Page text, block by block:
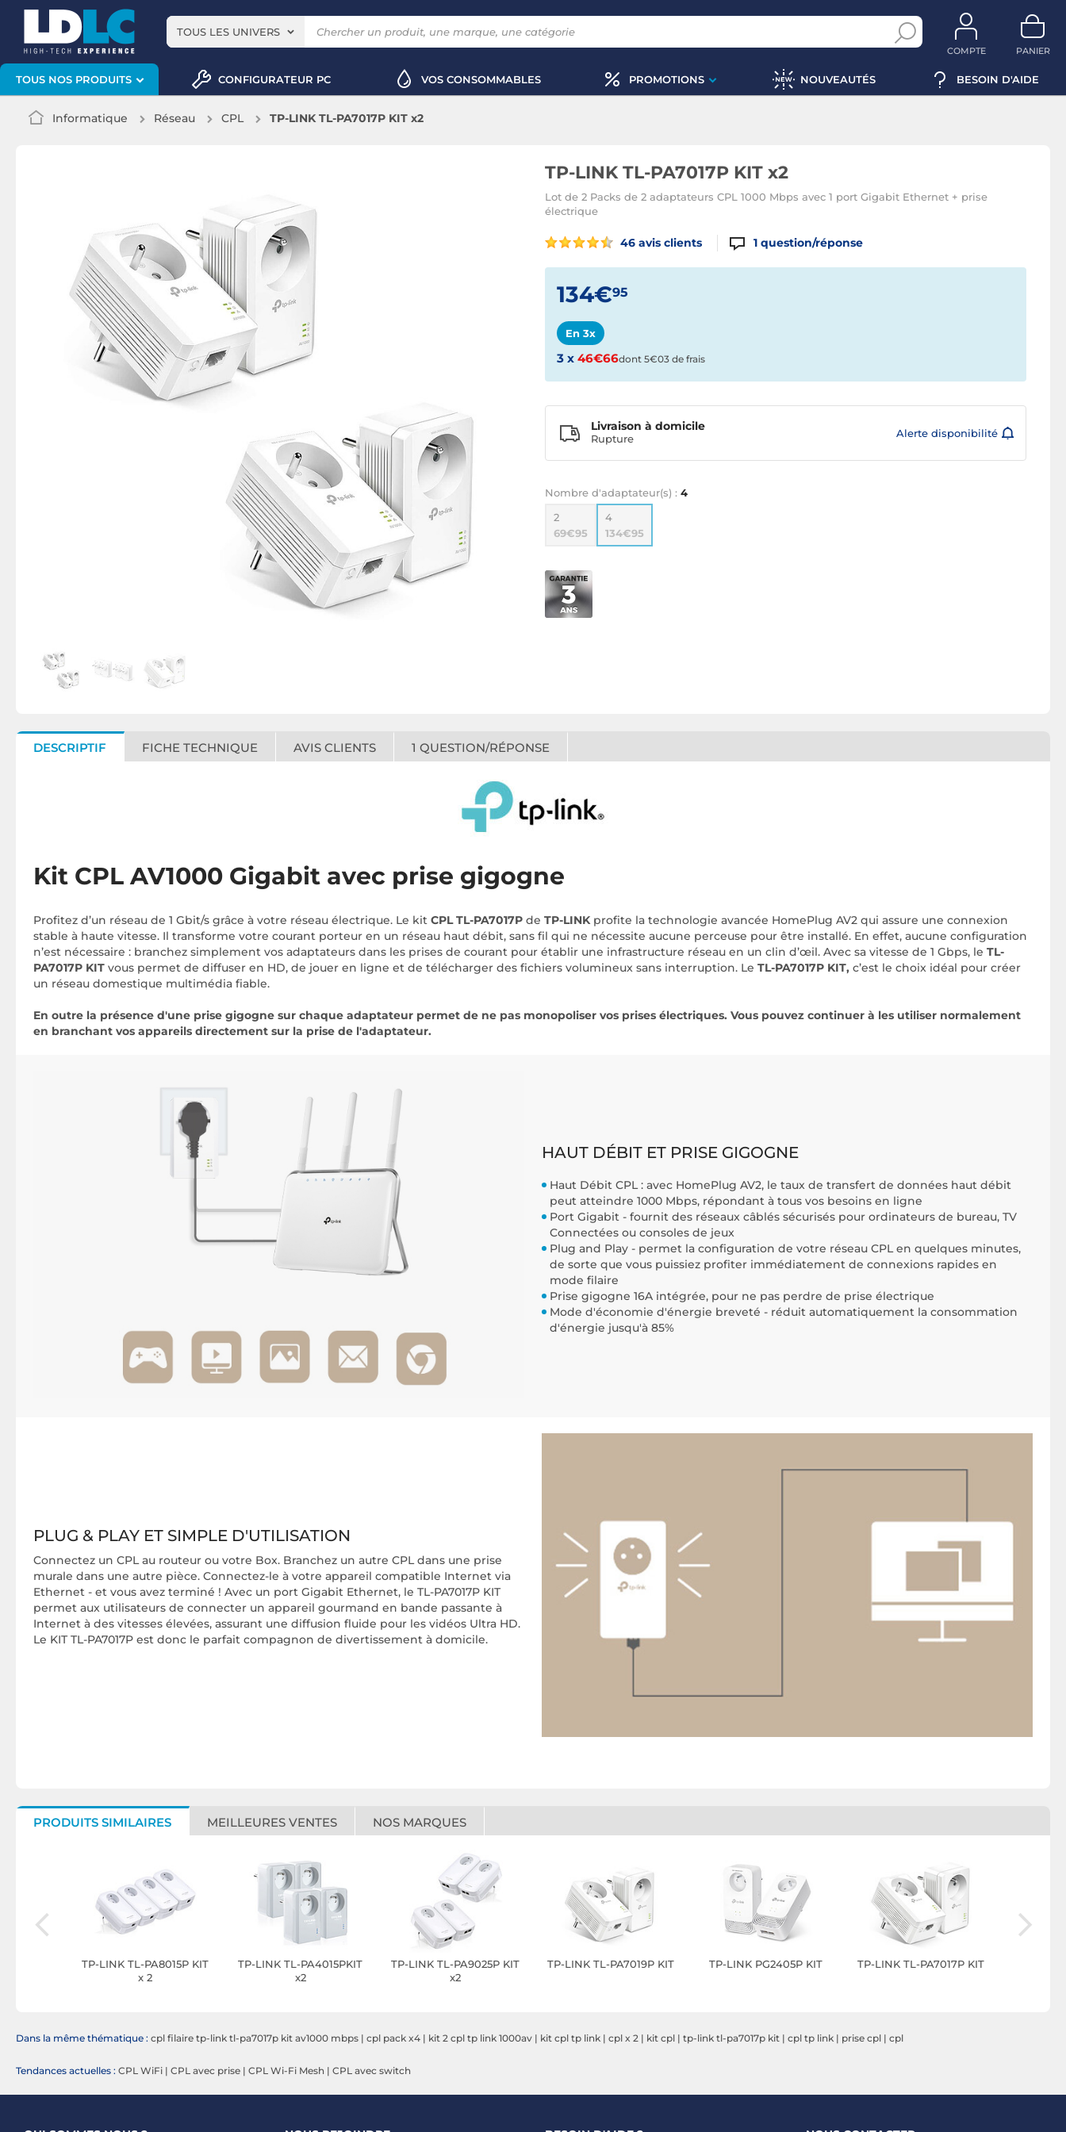
TOUS LES UNIVERS
COMPTE PANIER
TOUS NOS PRODUITS CONFIGURATEUR PC VOS CONSOMMABLES PROMOTIONS NOUVEAUTÉS BESOIN D'AIDE
Informatique Réseau CPL TP-LINK TL-PA7017P KIT x2
TP-LINK TL-PA7017P KIT x2
Lot de 2 Packs de 2 adaptateurs CPL 1000 Mbps avec 1 port Gigabit Ethernet + prise
électrique
46 avis clients 1 question/réponse
134€95
En 3x
3 x 46€66dont 5€03 de frais
Livraison à domicile
Rupture Alerte disponibilité
Nombre d'adaptateur(s) : 4
2
69€95
4
134€95
DESCRIPTIF FICHE TECHNIQUE AVIS CLIENTS 1 QUESTION/RÉPONSE
Kit CPL AV1000 Gigabit avec prise gigogne
Profitez d’un réseau de 1 Gbit/s grâce à votre réseau électrique. Le kit CPL TL-PA7017P de TP-LINK profite la technologie avancée HomePlug AV2 qui assure une connexion
stable à haute vitesse. Il transforme votre courant porteur en un réseau haut débit, sans fil qui ne nécessite aucune perceuse pour être installé. En effet, aucune configuration
n’est nécessaire : branchez simplement vos adaptateurs dans les prises de courant pour établir une infrastructure réseau en un clin d’œil. Avec sa vitesse de 1 Gbps, le TL-
PA7017P KIT vous permet de diffuser en HD, de jouer en ligne et de télécharger des fichiers volumineux sans interruption. Le TL-PA7017P KIT, c’est le choix idéal pour créer
un réseau domestique multimédia fiable.
En outre la présence d'une prise gigogne sur chaque adaptateur permet de ne pas monopoliser vos prises électriques. Vous pouvez continuer à les utiliser normalement
en branchant vos appareils directement sur la prise de l'adaptateur.
HAUT DÉBIT ET PRISE GIGOGNE
Haut Débit CPL : avec HomePlug AV2, le taux de transfert de données haut débit
peut atteindre 1000 Mbps, répondant à tous vos besoins en ligne
Port Gigabit - fournit des réseaux câblés sécurisés pour ordinateurs de bureau, TV
Connectées ou consoles de jeux
Plug and Play - permet la configuration de votre réseau CPL en quelques minutes,
de sorte que vous puissiez profiter immédiatement de connexions rapides en
mode filaire
Prise gigogne 16A intégrée, pour ne pas perdre de prise électrique
Mode d'économie d'énergie breveté - réduit automatiquement la consommation
d'énergie jusqu'à 85%
PLUG & PLAY ET SIMPLE D'UTILISATION
Connectez un CPL au routeur ou votre Box. Branchez un autre CPL dans une prise
murale dans une autre pièce. Connectez-le à votre appareil compatible Internet via
Ethernet - et vous avez terminé ! Avec un port Gigabit Ethernet, le TL-PA7017P KIT
permet aux utilisateurs de connecter un appareil gourmand en bande passante à
Internet à des vitesses élevées, assurant une diffusion fluide pour les vidéos Ultra HD.
Le KIT TL-PA7017P est donc le parfait compagnon de divertissement à domicile.
PRODUITS SIMILAIRES MEILLEURES VENTES NOS MARQUES
TP-LINK TL-PA8015P KIT
x 2
TP-LINK TL-PA4015PKIT
x2
TP-LINK TL-PA9025P KIT
x2
TP-LINK TL-PA7019P KIT TP-LINK PG2405P KIT TP-LINK TL-PA7017P KIT
Dans la même thématique : cpl filaire tp-link tl-pa7017p kit av1000 mbps | cpl pack x4 | kit 2 cpl tp link 1000av | kit cpl tp link | cpl x 2 | kit cpl | tp-link tl-pa7017p kit | cpl tp link | prise cpl | cpl
Tendances actuelles : CPL WiFi | CPL avec prise | CPL Wi-Fi Mesh | CPL avec switch